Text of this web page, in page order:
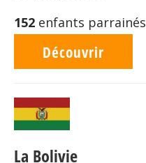
152 enfants parrainés
Découvrir
La Bolivie